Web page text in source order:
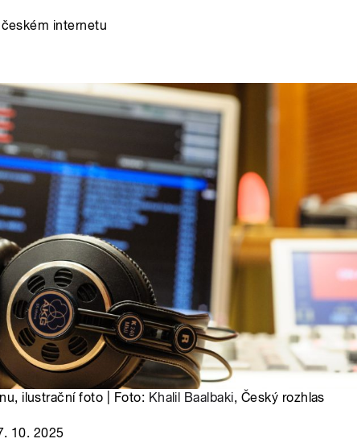
internetu
ilustrační foto | Foto: Khalil Baalbaki, Český rozhlas
10. 2025